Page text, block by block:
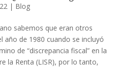
| Blog
sabemos que eran otros
año de 1980 cuando se incluyó
de “discrepancia fiscal” en la
la Renta (LISR), por lo tanto,